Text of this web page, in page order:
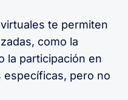
te permiten
como la
la participación en
pero no